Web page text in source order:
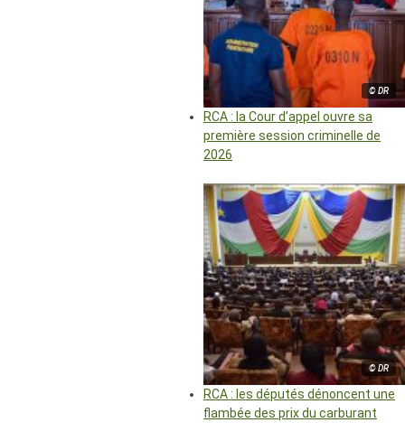
© DR
RCA : la Cour d’appel ouvre sa
première session criminelle de
2026
© DR
RCA : les députés dénoncent une
flambée des prix du carburant